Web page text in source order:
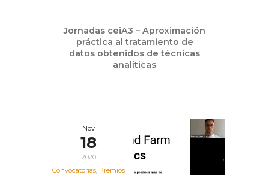
18Jornadas ceiA3 – Aproximación
práctica al tratamiento de
datos obtenidos de técnicas
analíticas
Nov
18
2020
Convocatorias, Premios